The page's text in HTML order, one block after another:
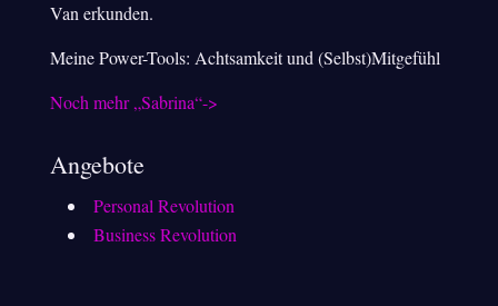
Van erkunden.
Meine Power-Tools: Achtsamkeit und (Selbst)Mitgefühl
Noch mehr „Sabrina“->
Angebote
Personal Revolution
Business Revolution